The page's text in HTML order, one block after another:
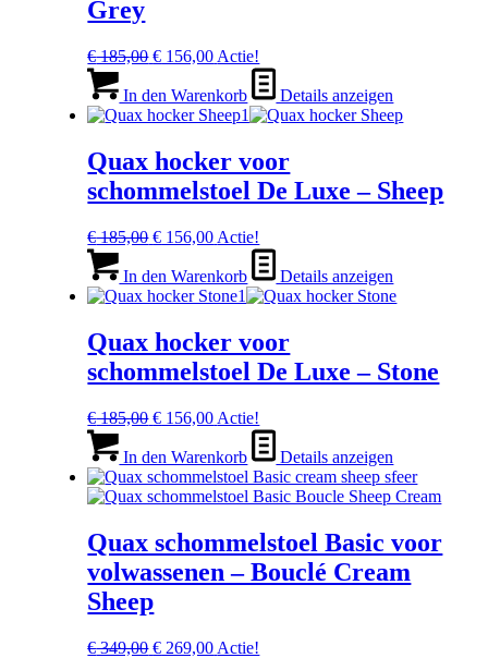
Grey
€185,00 Ursprünglicher
war:
€ 185,00
€ 156,00Aktueller
ist:
€ 156,00.
Actie!
In den Warenkorb Details anzeigen
Quax hocker voor
schommelstoel De Luxe – Sheep
€185,00 Ursprünglicher
war:
€ 185,00
€ 156,00Aktueller
ist:
€ 156,00.
Actie!
In den Warenkorb Details anzeigen
Quax hocker voor
schommelstoel De Luxe – Stone
€185,00 Ursprünglicher
war:
€ 185,00
€ 156,00Aktueller
ist:
€ 156,00.
Actie!
In den Warenkorb Details anzeigen
Quax schommelstoel Basic voor
volwassenen – Bouclé Cream
Sheep
€349,00 Ursprünglicher
€ 269,00Aktueller
Actie!